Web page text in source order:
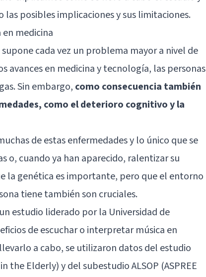
posibles implicaciones y sus limitaciones.
medicina
cada vez un problema mayor a nivel de
avances en medicina y tecnología, las personas
Sin embargo, como consecuencia también
como el deterioro cognitivo y la
de estas enfermedades y lo único que se
o, cuando ya han aparecido, ralentizar su
la genética es importante, pero que el entorno
tiene también son cruciales.
estudio liderado por la Universidad de
de escuchar o interpretar música en
a cabo, se utilizaron datos del estudio
the Elderly) y del subestudio ALSOP (ASPREE